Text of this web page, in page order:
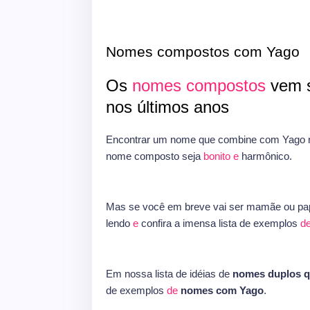
Nomes compostos com Yago
Os nomes compostos vem
nos últimos anos
Encontrar um nome que combine com
nome composto seja bonito e harmônico.
Mas se você em breve vai ser mamãe ou
lendo e confira a imensa lista de exemplos
Em nossa lista de idéias de nomes duplos
de exemplos de nomes com Yago.